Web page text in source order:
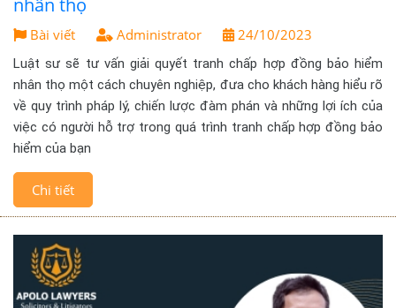
Bài viết Administrator 24/10/2023
Luật sư sẽ tư vấn giải quyết tranh chấp hợp đồng bảo hiểm
nhân thọ một cách chuyên nghiệp, đưa cho khách hàng hiểu rõ
về quy trình pháp lý, chiến lược đàm phán và những lợi ích của
việc có người hỗ trợ trong quá trình tranh chấp hợp đồng bảo
hiểm của bạn
Chi tiết